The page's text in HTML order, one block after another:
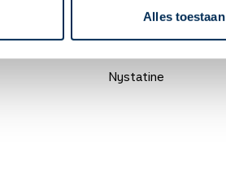
Alles toestaan
Noscapine
Nystatine